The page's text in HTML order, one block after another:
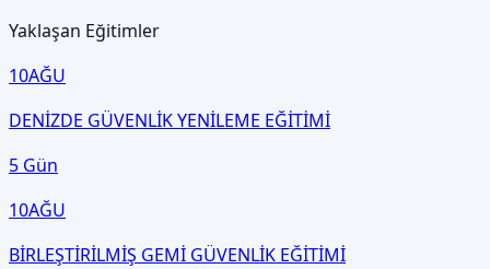
Yaklaşan Eğitimler
10AĞU
DENİZDE GÜVENLİK YENİLEME EĞİTİMİ
5 Gün
10AĞU
BİRLEŞTİRİLMİŞ GEMİ GÜVENLİK EĞİTİMİ